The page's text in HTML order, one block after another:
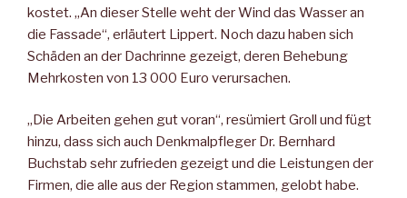
kostet. „An dieser Stelle weht der Wind das Wasser an
die Fassade“, erläutert Lippert. Noch dazu haben sich
Schäden an der Dachrinne gezeigt, deren Behebung
Mehrkosten von 13 000 Euro verursachen.
„Die Arbeiten gehen gut voran“, resümiert Groll und fügt
hinzu, dass sich auch Denkmalpfleger Dr. Bernhard
Buchstab sehr zufrieden gezeigt und die Leistungen der
Firmen, die alle aus der Region stammen, gelobt habe.